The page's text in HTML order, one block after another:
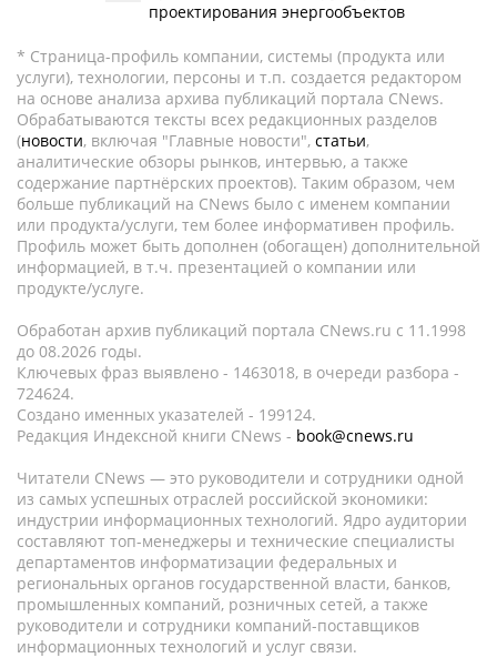
проектирования энергообъектов
* Страница-профиль компании, системы (продукта или
услуги), технологии, персоны и т.п. создается редактором
на основе анализа архива публикаций портала CNews.
Обрабатываются тексты всех редакционных разделов
(новости, включая "Главные новости", статьи,
аналитические обзоры рынков, интервью, а также
содержание партнёрских проектов). Таким образом, чем
больше публикаций на CNews было с именем компании
или продукта/услуги, тем более информативен профиль.
Профиль может быть дополнен (обогащен) дополнительной
информацией, в т.ч. презентацией о компании или
продукте/услуге.
Обработан архив публикаций портала CNews.ru c 11.1998
до 08.2026 годы.
Ключевых фраз выявлено - 1463018, в очереди разбора -
724624.
Создано именных указателей - 199124.
Редакция Индексной книги CNews - book@cnews.ru
Читатели CNews — это руководители и сотрудники одной
из самых успешных отраслей российской экономики:
индустрии информационных технологий. Ядро аудитории
составляют топ-менеджеры и технические специалисты
департаментов информатизации федеральных и
региональных органов государственной власти, банков,
промышленных компаний, розничных сетей, а также
руководители и сотрудники компаний-поставщиков
информационных технологий и услуг связи.